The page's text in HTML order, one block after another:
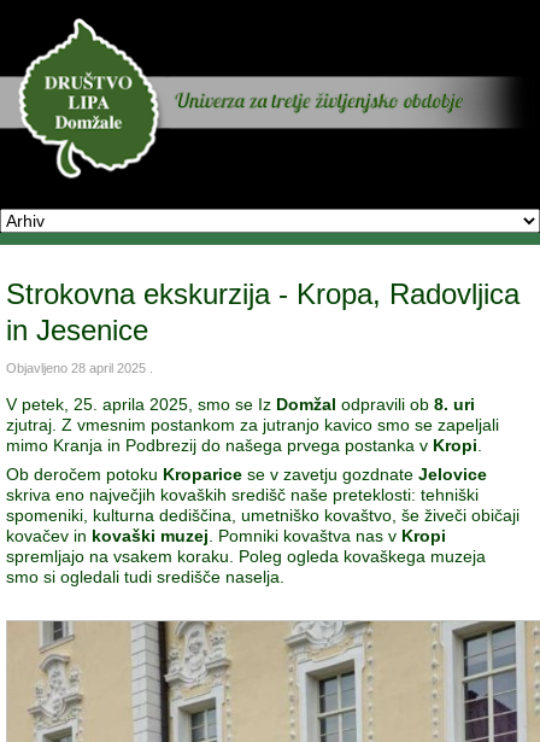
Strokovna ekskurzija - Kropa, Radovljica
in Jesenice
Objavljeno 28 april 2025
V petek, 25. aprila 2025, smo se Iz Domžal odpravili ob 8. uri
zjutraj. Z vmesnim postankom za jutranjo kavico smo se zapeljali
mimo Kranja in Podbrezij do našega prvega postanka v Kropi
Ob deročem potoku Kroparice se v zavetju gozdnate Jelovice
skriva eno največjih kovaških središč naše preteklosti: tehniški
spomeniki, kulturna dediščina, umetniško kovaštvo, še živeči običaji
kovačev in kovaški muzej . Pomniki kovaštva nas v Kropi
spremljajo na vsakem koraku. Poleg ogleda kovaškega muzeja
smo si ogledali tudi središče naselja.